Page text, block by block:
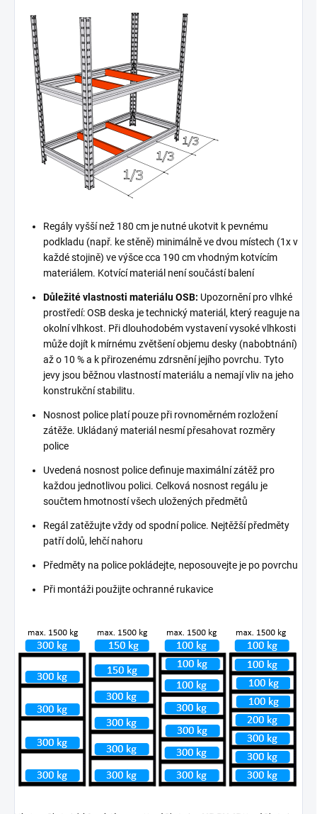
Regály vyšší než 180 cm je nutné ukotvit k pevnému
podkladu (např. ke stěně) minimálně ve dvou místech (1x v
každé stojině) ve výšce cca 190 cm vhodným kotvícím
materiálem. Kotvící materiál není součástí balení
Důležité vlastnosti materiálu OSB: Upozornění pro vlhké
prostředí: OSB deska je technický materiál, který reaguje na
okolní vlhkost. Při dlouhodobém vystavení vysoké vlhkosti
může dojít k mírnému zvětšení objemu desky (nabobtnání)
až o 10 % a k přirozenému zdrsnění jejího povrchu. Tyto
jevy jsou běžnou vlastností materiálu a nemají vliv na jeho
konstrukční stabilitu.
Nosnost police platí pouze při rovnoměrném rozložení
zátěže. Ukládaný materiál nesmí přesahovat rozměry
police
Uvedená nosnost police definuje maximální zátěž pro
každou jednotlivou polici. Celková nosnost regálu je
součtem hmotností všech uložených předmětů
Regál zatěžujte vždy od spodní police. Nejtěžší předměty
patří dolů, lehčí nahoru
Předměty na police pokládejte, neposouvejte je po povrchu
Při montáži použijte ochranné rukavice